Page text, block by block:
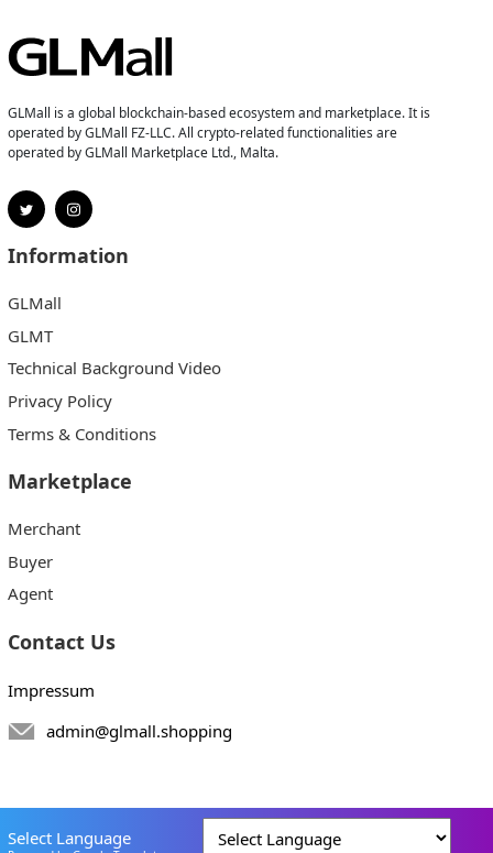
GLMall is a global blockchain-based ecosystem and marketplace. It is
operated by GLMall FZ-LLC. All crypto-related functionalities are
operated by GLMall Marketplace Ltd., Malta.
Information
GLMall
GLMT
Technical Background Video
Privacy Policy
Terms & Conditions
Marketplace
Merchant
Buyer
Agent
Contact Us
Impressum
admin@glmall.shopping
Select Language